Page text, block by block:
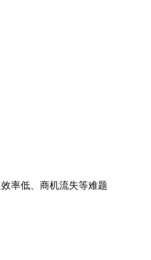
率低、商机流失等难题